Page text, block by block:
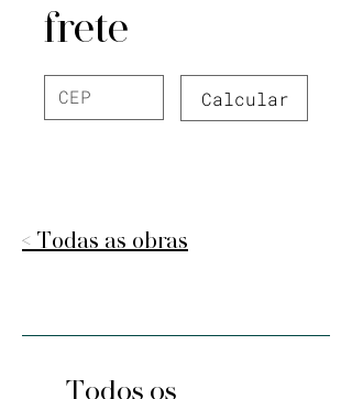
frete
Calcular
< Todas as obras
Todos os